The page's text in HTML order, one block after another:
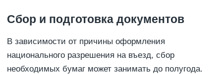
Сбор и подготовка документов
В зависимости от причины оформления
национального разрешения на въезд, сбор
необходимых бумаг может занимать до полугода.